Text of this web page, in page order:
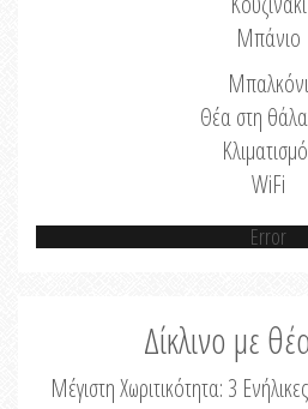
Μπάνιο
Μπαλκόνι
Θέα στη
WiFi
Error
Δίκλινο με
Μέγιστη Χωριτικότητα: 3